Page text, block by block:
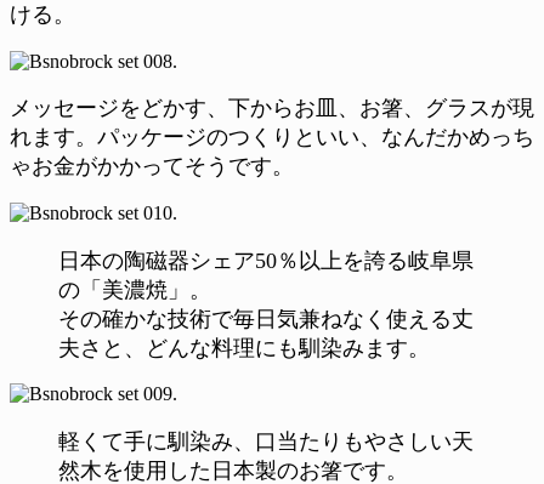
ける。
メッセージをどかす、下からお皿、お箸、グラスが現
れます。パッケージのつくりといい、なんだかめっち
ゃお金がかかってそうです。
日本の陶磁器シェア50％以上を誇る岐阜県
の「美濃焼」。
その確かな技術で毎日気兼ねなく使える丈
夫さと、どんな料理にも馴染みます。
軽くて手に馴染み、口当たりもやさしい天
然木を使用した日本製のお箸です。